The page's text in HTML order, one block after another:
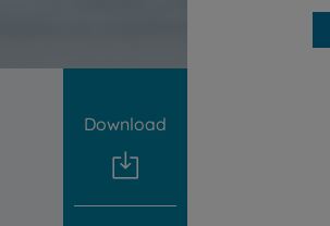
tela;
Download